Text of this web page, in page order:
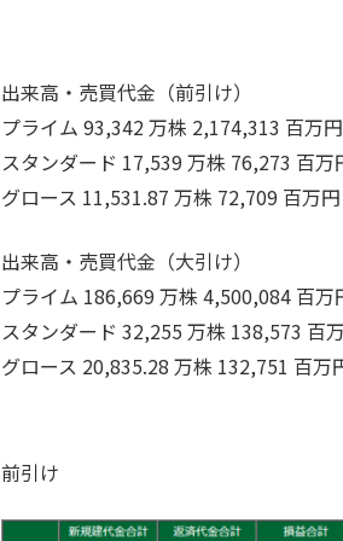
出来高・売買代金（前引け）
プライム 93,342 万株 2,174,313 百万円
スタンダード 17,539 万株 76,273 百万
グロース 11,531.87 万株 72,709 百万円
出来高・売買代金（大引け）
プライム 186,669 万株 4,500,084 百万
スタンダード 32,255 万株 138,573 百
グロース 20,835.28 万株 132,751 百万
前引け